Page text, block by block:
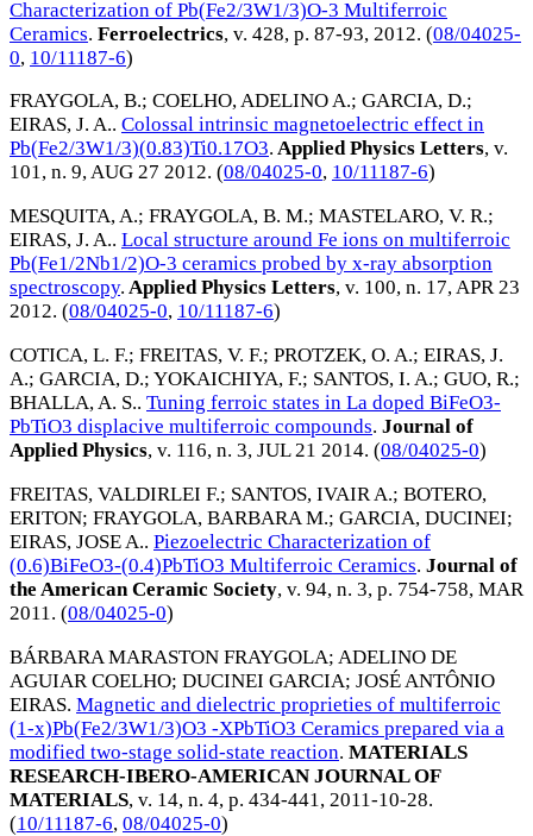
Characterization of Pb(Fe2/3W1/3)O-3 Multiferroic
Ceramics. Ferroelectrics, v. 428, p. 87-93, 2012. (08/04025-
0, 10/11187-6)
FRAYGOLA, B.; COELHO, ADELINO A.; GARCIA, D.;
EIRAS, J. A.. Colossal intrinsic magnetoelectric effect in
Pb(Fe2/3W1/3)(0.83)Ti0.17O3. Applied Physics Letters, v.
101, n. 9,AUG 27 2012. (08/04025-0, 10/11187-6)
MESQUITA, A.; FRAYGOLA, B. M.; MASTELARO, V. R.;
EIRAS, J. A.. Local structure around Fe ions on multiferroic
Pb(Fe1/2Nb1/2)O-3 ceramics probed by x-ray absorption
spectroscopy. Applied Physics Letters, v. 100, n. 17,APR 23
2012. (08/04025-0, 10/11187-6)
COTICA, L. F.; FREITAS, V. F.; PROTZEK, O. A.; EIRAS, J.
A.; GARCIA, D.; YOKAICHIYA, F.; SANTOS, I. A.; GUO, R.;
BHALLA, A. S.. Tuning ferroic states in La doped BiFeO3-
PbTiO3 displacive multiferroic compounds. Journal of
Applied Physics, v. 116, n. 3, JUL 21 2014. (08/04025-0)
FREITAS, VALDIRLEI F.; SANTOS, IVAIR A.; BOTERO,
ERITON; FRAYGOLA, BARBARA M.; GARCIA, DUCINEI;
EIRAS, JOSE A.. Piezoelectric Characterization of
(0.6)BiFeO3-(0.4)PbTiO3 Multiferroic Ceramics. Journal of
the American Ceramic Society, v. 94, n. 3, p. 754-758, MAR
2011 . (08/04025-0)
BÁRBARA MARASTON FRAYGOLA; ADELINO DE
AGUIAR COELHO; DUCINEI GARCIA; JOSÉ ANTÔNIO
EIRAS. Magnetic and dielectric proprieties of multiferroic
(1-x)Pb(Fe2/3W1/3)O3 -XPbTiO3 Ceramics prepared via a
modified two-stage solid-state reaction. MATERIALS
RESEARCH-IBERO-AMERICAN JOURNAL OF
MATERIALS, v. 14, n. 4, p. 434-441, 2011-10-28.
(10/11187-6, 08/04025-0)